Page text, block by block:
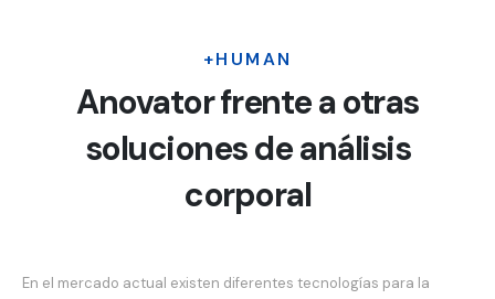
+HUMAN
Anovator frente a otras
soluciones de análisis
corporal
En el mercado actual existen diferentes tecnologías para la